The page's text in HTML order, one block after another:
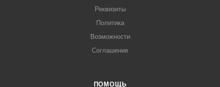
Реквизиты
Политика
Возможности
Соглашение
ПОМОЩЬ